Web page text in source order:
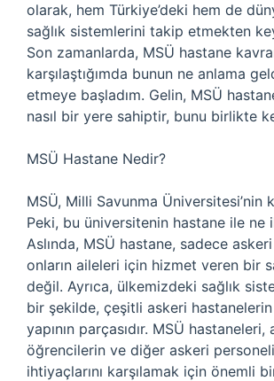
olarak, hem Türkiye’deki hem de
sağlık sistemlerini takip etmekten
Son zamanlarda, MSÜ hastane
karşılaştığımda bunun ne anlama
etmeye başladım. Gelin, MSÜ
nasıl bir yere sahiptir, bunu birlikte
MSÜ Hastane Nedir?
MSÜ, Milli Savunma Üniversitesi’nin
Peki, bu üniversitenin hastane ile ne
Aslında, MSÜ hastane, sadece
onların aileleri için hizmet veren bir
değil. Ayrıca, ülkemizdeki sağlık
bir şekilde, çeşitli askeri
yapının parçasıdır. MSÜ hastaneleri,
öğrencilerin ve diğer askeri
ihtiyaçlarını karşılamak için önemli